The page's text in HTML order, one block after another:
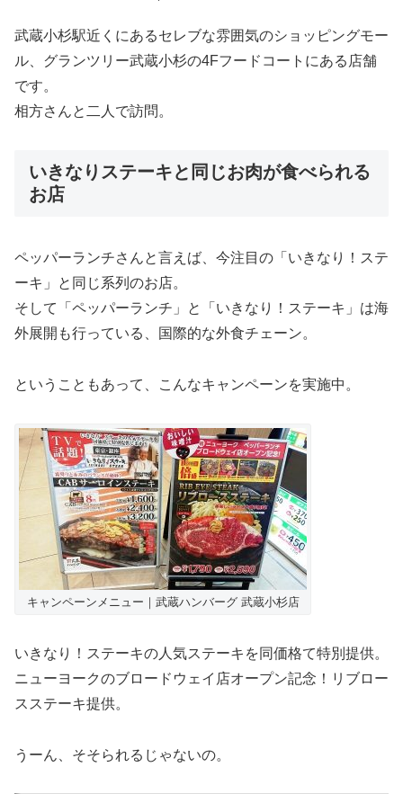
武蔵小杉駅近くにあるセレブな雰囲気のショッピングモー
ル、グランツリー武蔵小杉の4Fフードコートにある店舗
です。
相方さんと二人で訪問。
いきなりステーキと同じお肉が食べられる
お店
ペッパーランチさんと言えば、今注目の「いきなり！ステ
ーキ」と同じ系列のお店。
そして「ペッパーランチ」と「いきなり！ステーキ」は海
外展開も行っている、国際的な外食チェーン。
ということもあって、こんなキャンペーンを実施中。
キャンペーンメニュー｜武蔵ハンバーグ 武蔵小杉店
いきなり！ステーキの人気ステーキを同価格て特別提供。
ニューヨークのブロードウェイ店オープン記念！リブロー
スステーキ提供。
うーん、そそられるじゃないの。